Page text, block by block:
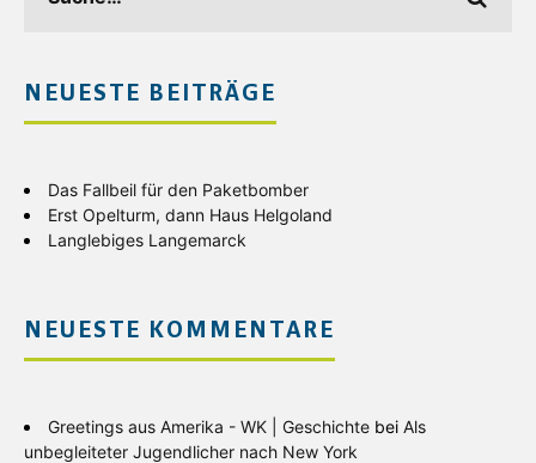
NEUESTE BEITRÄGE
Das Fallbeil für den Paketbomber
Erst Opelturm, dann Haus Helgoland
Langlebiges Langemarck
NEUESTE KOMMENTARE
Greetings aus Amerika - WK | Geschichte bei Als
unbegleiteter Jugendlicher nach New York